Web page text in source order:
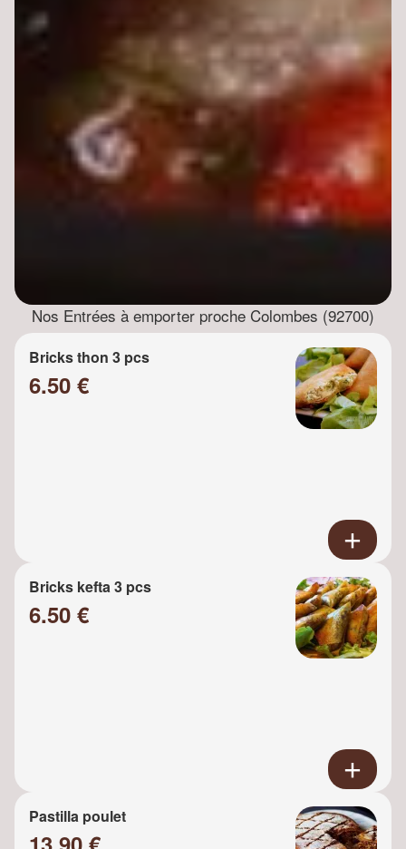
Nos Entrées à emporter proche Colombes (92700)
Bricks thon 3 pcs
6.50 €
Bricks kefta 3 pcs
6.50 €
Pastilla poulet